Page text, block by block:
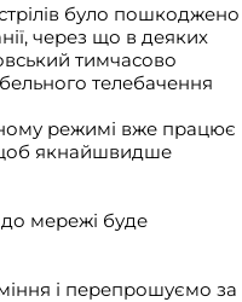
було пошкоджено
через що в деяких
тимчасово
телебачення
режимі вже працює
якнайшвидше
мережі буде
і перепрошуємо за